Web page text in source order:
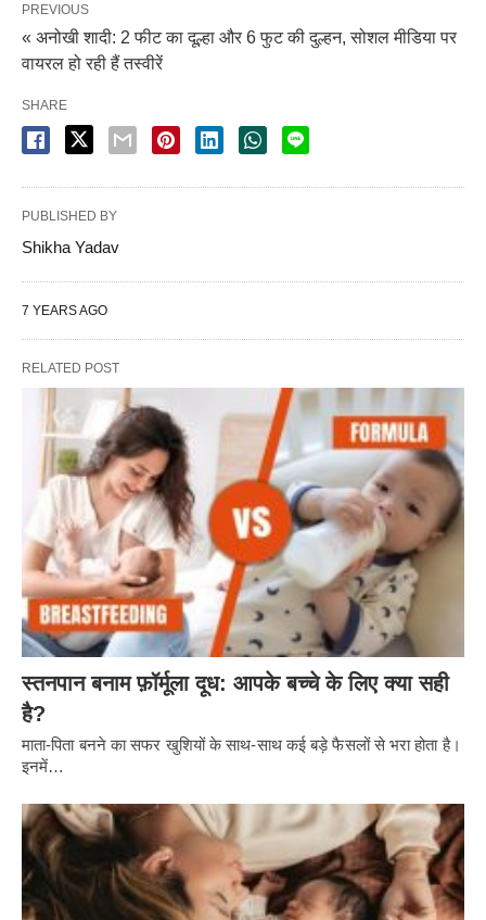
PREVIOUS
« अनोखी शादी: 2 फीट का दूल्हा और 6 फुट की दुल्हन, सोशल मीडिया पर
वायरल हो रही हैं तस्वीरें
SHARE
PUBLISHED BY
Shikha Yadav
7 YEARS AGO
RELATED POST
स्तनपान बनाम फ़ॉर्मूला दूध: आपके बच्चे के लिए क्या सही
है?
माता-पिता बनने का सफर खुशियों के साथ-साथ कई बड़े फैसलों से भरा होता है।
इनमें…